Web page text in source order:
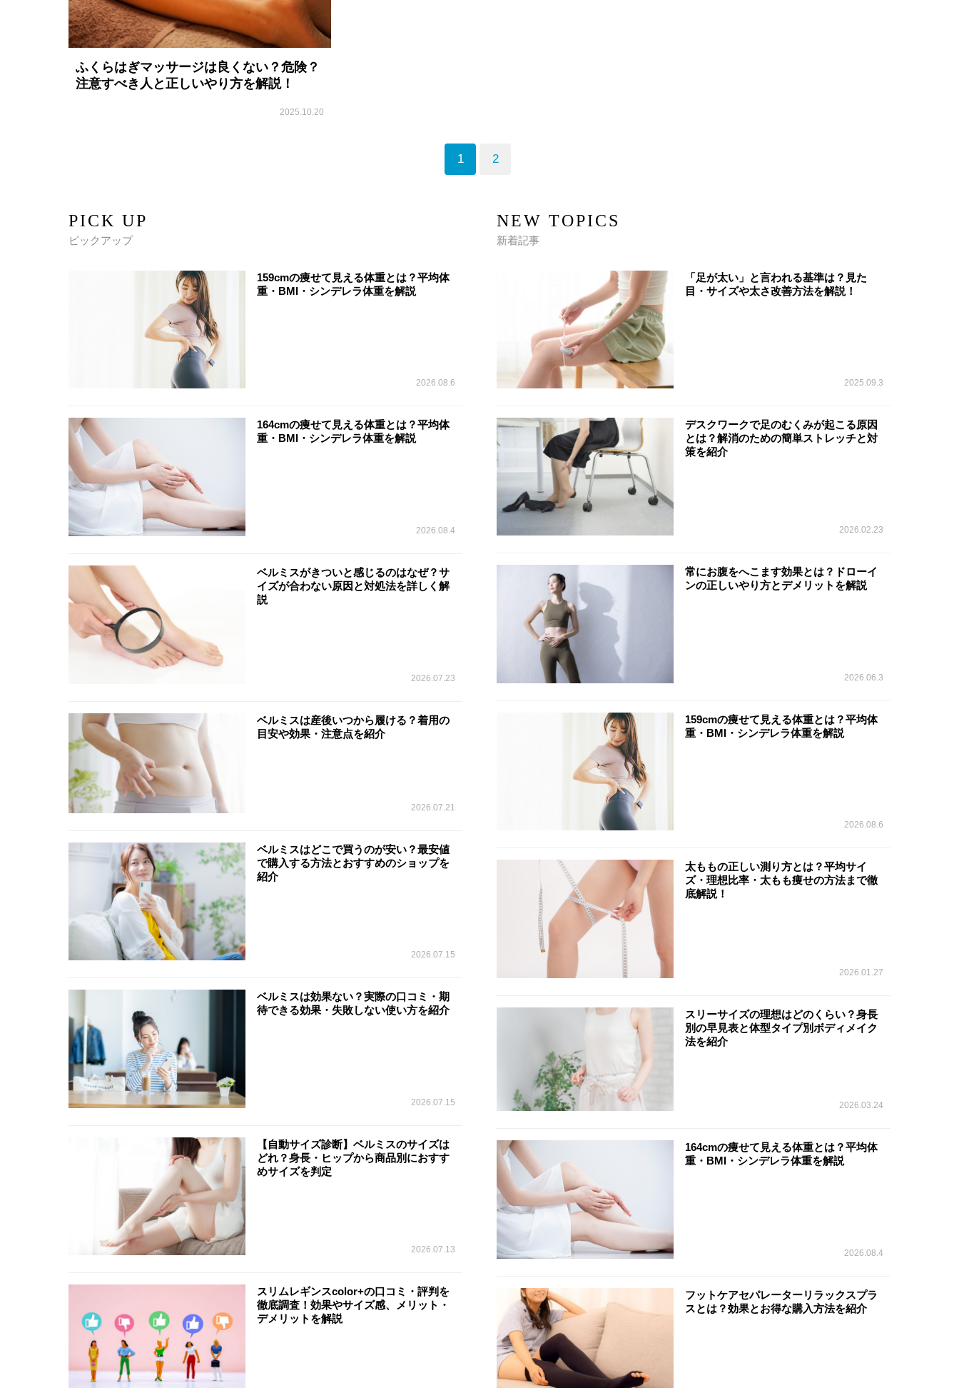
ふくらはぎマッサージは良くない？危険？
注意すべき人と正しいやり方を解説！
2025.10.20
1 2
PICK UP
ピックアップ
159cmの痩せて見える体重とは？平均体
重・BMI・シンデレラ体重を解説
2026.08.6
164cmの痩せて見える体重とは？平均体
重・BMI・シンデレラ体重を解説
2026.08.4
ベルミスがきついと感じるのはなぜ？サ
イズが合わない原因と対処法を詳しく解
説
2026.07.23
ベルミスは産後いつから履ける？着用の
目安や効果・注意点を紹介
2026.07.21
ベルミスはどこで買うのが安い？最安値
で購入する方法とおすすめのショップを
紹介
2026.07.15
ベルミスは効果ない？実際の口コミ・期
待できる効果・失敗しない使い方を紹介
2026.07.15
【自動サイズ診断】ベルミスのサイズは
どれ？身長・ヒップから商品別におすす
めサイズを判定
2026.07.13
スリムレギンスcolor+の口コミ・評判を
徹底調査！効果やサイズ感、メリット・
デメリットを解説
NEW TOPICS
新着記事
「足が太い」と言われる基準は？見た
目・サイズや太さ改善方法を解説！
2025.09.3
デスクワークで足のむくみが起こる原因
とは？解消のための簡単ストレッチと対
策を紹介
2026.02.23
常にお腹をへこます効果とは？ドローイ
ンの正しいやり方とデメリットを解説
2026.06.3
159cmの痩せて見える体重とは？平均体
重・BMI・シンデレラ体重を解説
2026.08.6
太ももの正しい測り方とは？平均サイ
ズ・理想比率・太もも痩せの方法まで徹
底解説！
2026.01.27
スリーサイズの理想はどのくらい？身長
別の早見表と体型タイプ別ボディメイク
法を紹介
2026.03.24
164cmの痩せて見える体重とは？平均体
重・BMI・シンデレラ体重を解説
2026.08.4
フットケアセパレーターリラックスプラ
スとは？効果とお得な購入方法を紹介